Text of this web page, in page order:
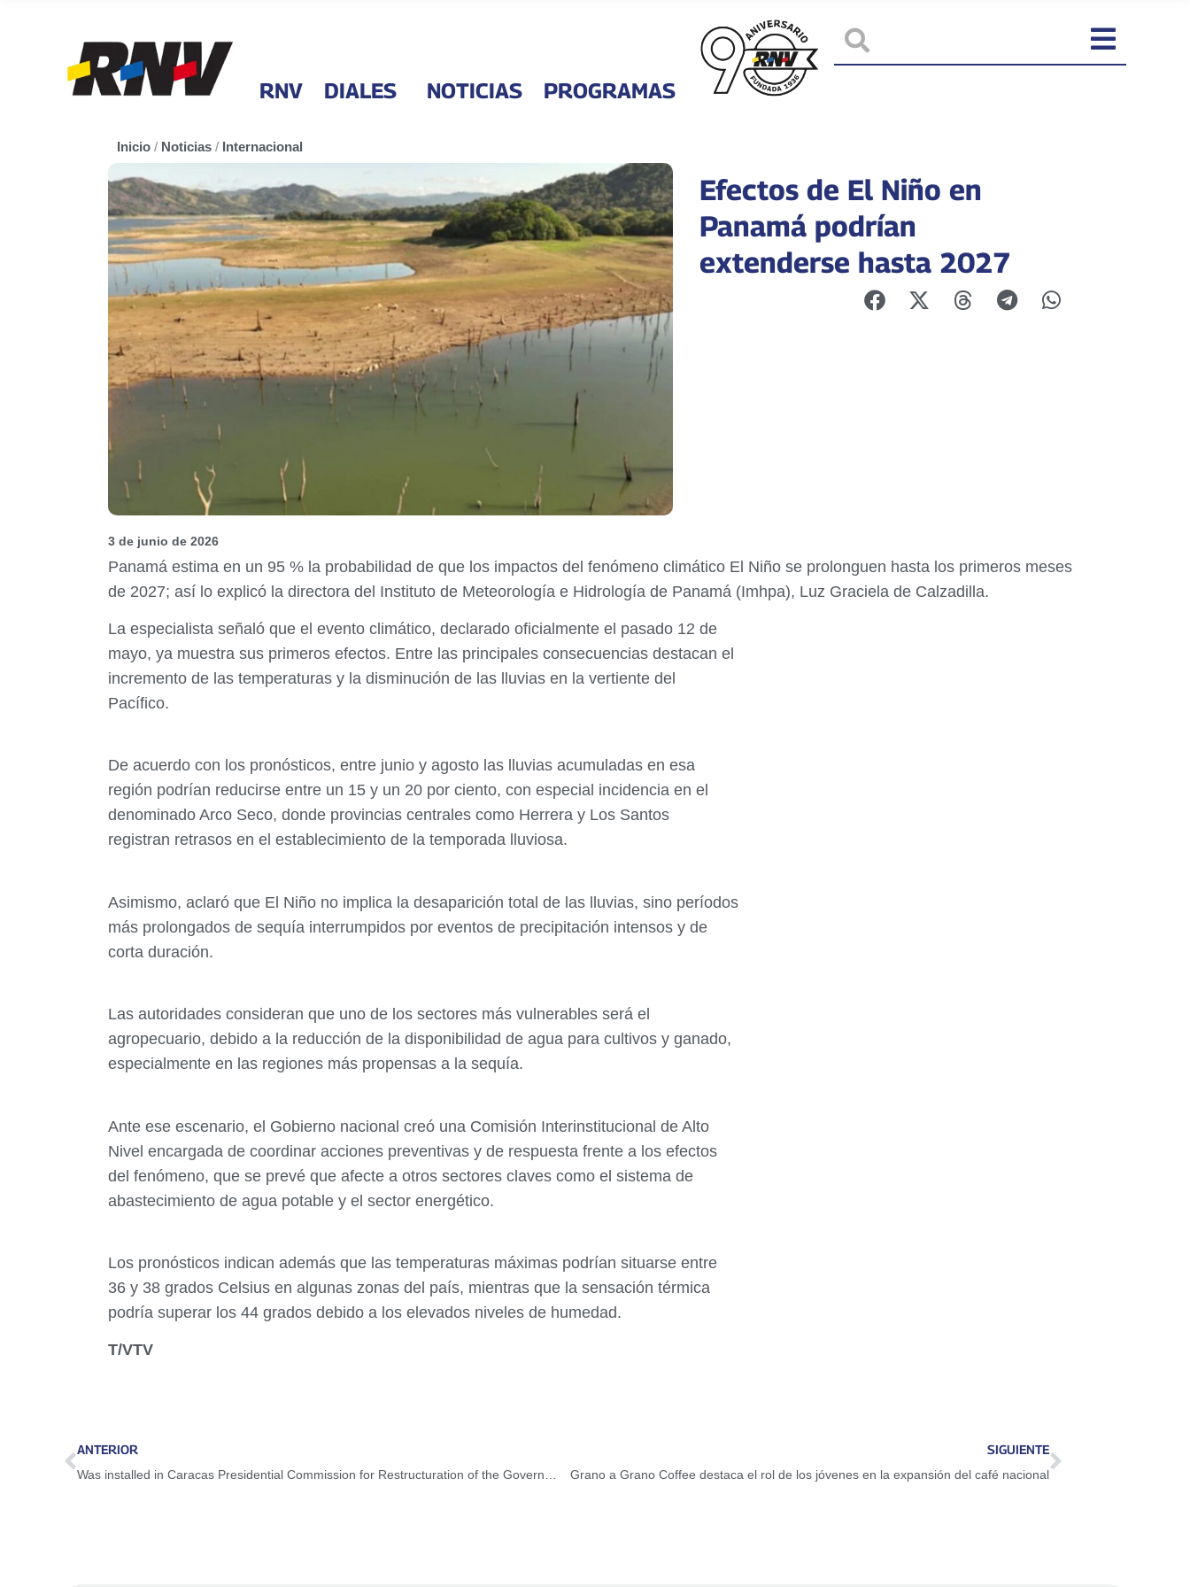
RNV DIALES NOTICIAS PROGRAMAS
Inicio / Noticias / Internacional
Efectos de El Niño en
Panamá podrían
extenderse hasta 2027
3 de junio de 2026
Panamá estima en un 95 % la probabilidad de que los impactos del fenómeno climático El Niño se prolonguen hasta los primeros meses
de 2027; así lo explicó la directora del Instituto de Meteorología e Hidrología de Panamá (Imhpa), Luz Graciela de Calzadilla.
La especialista señaló que el evento climático, declarado oficialmente el pasado 12 de
mayo, ya muestra sus primeros efectos. Entre las principales consecuencias destacan el
incremento de las temperaturas y la disminución de las lluvias en la vertiente del
Pacífico.
De acuerdo con los pronósticos, entre junio y agosto las lluvias acumuladas en esa
región podrían reducirse entre un 15 y un 20 por ciento, con especial incidencia en el
denominado Arco Seco, donde provincias centrales como Herrera y Los Santos
registran retrasos en el establecimiento de la temporada lluviosa.
Asimismo, aclaró que El Niño no implica la desaparición total de las lluvias, sino períodos
más prolongados de sequía interrumpidos por eventos de precipitación intensos y de
corta duración.
Las autoridades consideran que uno de los sectores más vulnerables será el
agropecuario, debido a la reducción de la disponibilidad de agua para cultivos y ganado,
especialmente en las regiones más propensas a la sequía.
Ante ese escenario, el Gobierno nacional creó una Comisión Interinstitucional de Alto
Nivel encargada de coordinar acciones preventivas y de respuesta frente a los efectos
del fenómeno, que se prevé que afecte a otros sectores claves como el sistema de
abastecimiento de agua potable y el sector energético.
Los pronósticos indican además que las temperaturas máximas podrían situarse entre
36 y 38 grados Celsius en algunas zonas del país, mientras que la sensación térmica
podría superar los 44 grados debido a los elevados niveles de humedad.
T/VTV
ANTERIOR SIGUIENTE
Grano a Grano Coffee destaca el rol de los jóvenes en la expansión del café nacional